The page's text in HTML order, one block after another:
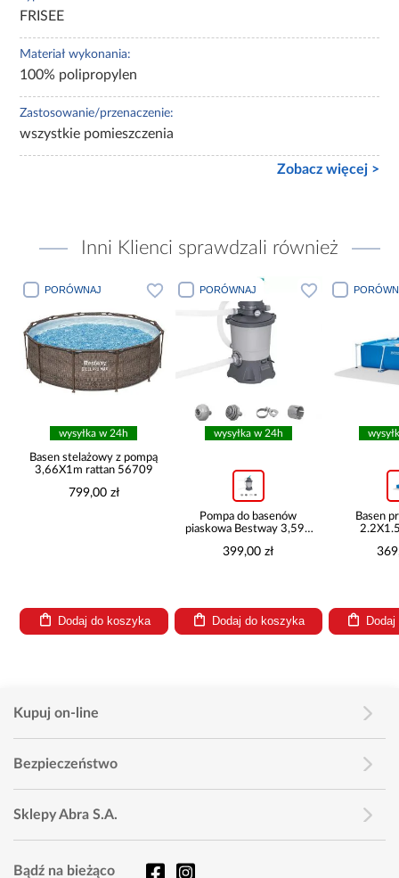
FRISEE
Materiał wykonania:
100% polipropylen
Zastosowanie/przenaczenie:
wszystkie pomieszczenia
Zobacz więcej >
Inni Klienci sprawdzali również
PORÓWNAJ
wysyłka w 24h
Basen stelażowy z pompą
3,66X1m rattan 56709
799,00 zł
Dodaj do koszyka
PORÓWNAJ
wysyłka w 24h
Pompa do basenów
piaskowa Bestway 3,596
399,00 zł
Dodaj do koszyka
Basen
Kupuj on-line
Bezpieczeństwo
Sklepy Abra S.A.
Bądź na bieżąco